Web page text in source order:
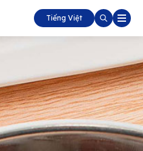
Tiếng Việt